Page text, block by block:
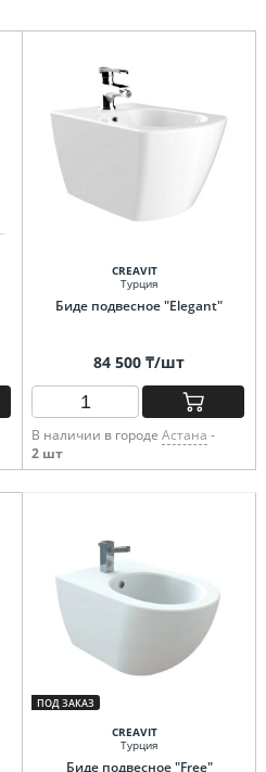
CREAVIT
Турция
Биде подвесное "Elegant"
84 500 ₸/шт
В наличии в городе Астана -
2 шт
ПОД ЗАКАЗ
CREAVIT
Турция
Биде подвесное "Free"